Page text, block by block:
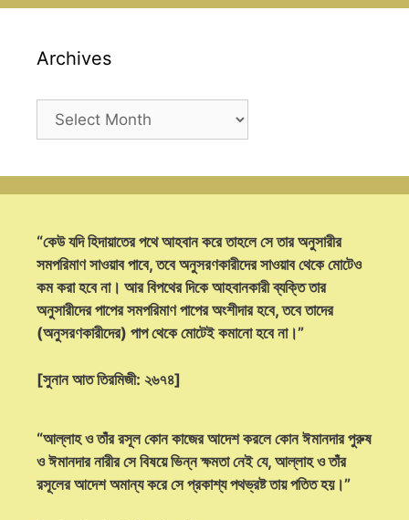
Archives
Archives
“কেউ যদি হিদায়াতের পথে আহবান করে তাহলে সে তার অনুসারীর
সমপরিমাণ সাওয়াব পাবে, তবে অনুসরণকারীদের সাওয়াব থেকে মোটেও
কম করা হবে না। আর বিপথের দিকে আহবানকারী ব্যক্তি তার
অনুসারীদের পাপের সমপরিমাণ পাপের অংশীদার হবে, তবে তাদের
(অনুসরণকারীদের) পাপ থেকে মোটেই কমানো হবে না।”
[সুনান আত তিরমিজী: ২৬৭৪]
“আল্লাহ ও তাঁর রসূল কোন কাজের আদেশ করলে কোন ঈমানদার পুরুষ
ও ঈমানদার নারীর সে বিষয়ে ভিন্ন ক্ষমতা নেই যে, আল্লাহ ও তাঁর
রসূলের আদেশ অমান্য করে সে প্রকাশ্য পথভ্রষ্ট তায় পতিত হয়।”